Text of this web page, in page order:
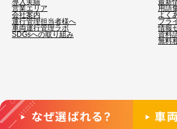
導入実績
営業エリア
会社案内
運行管理担当者様へ
車両運行管理ラボ
SDGsへの取り組み
最新
用語
よく
プラ
情報
資料
無料
©2026 ビジネスサポート. All Rights